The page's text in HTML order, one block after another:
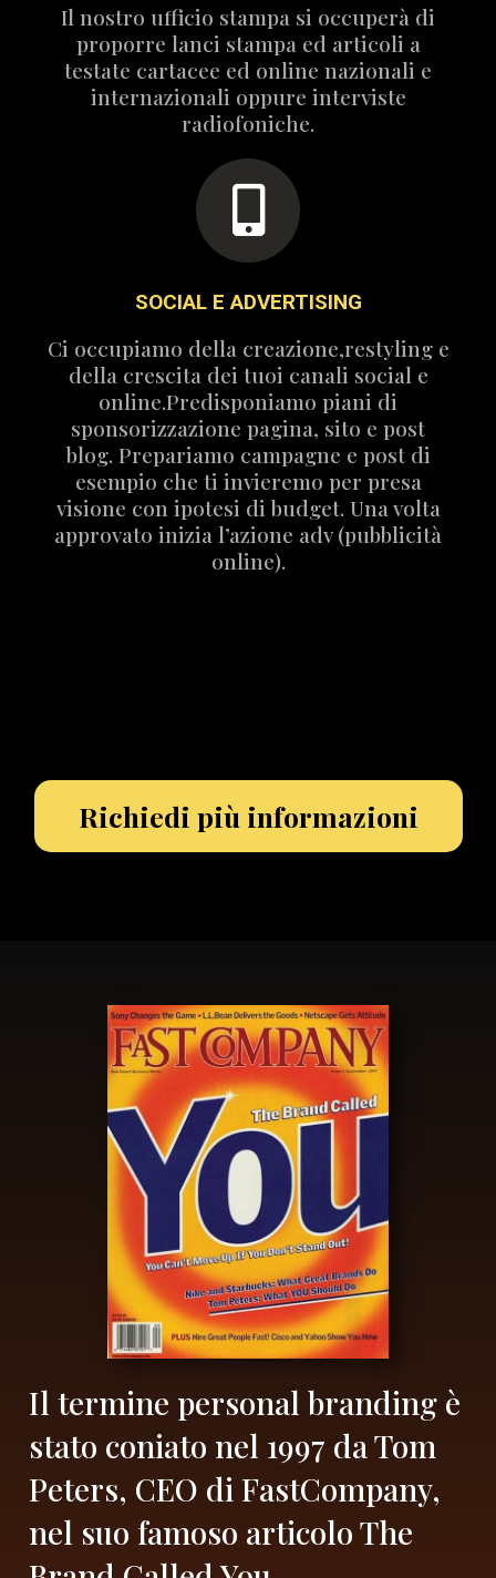
Il nostro ufficio stampa si occuperà di
proporre lanci stampa ed articoli a
testate cartacee ed online nazionali e
internazionali oppure interviste
radiofoniche.
SOCIAL E ADVERTISING
Ci occupiamo della creazione,restyling e
della crescita dei tuoi canali social e
online.Predisponiamo piani di
sponsorizzazione pagina, sito e post
blog. Prepariamo campagne e post di
esempio che ti invieremo per presa
visione con ipotesi di budget. Una volta
approvato inizia l’azione adv (pubblicità
online).
Richiedi più informazioni
Il termine personal branding è
stato coniato nel 1997 da Tom
Peters, CEO di FastCompany,
nel suo famoso articolo The